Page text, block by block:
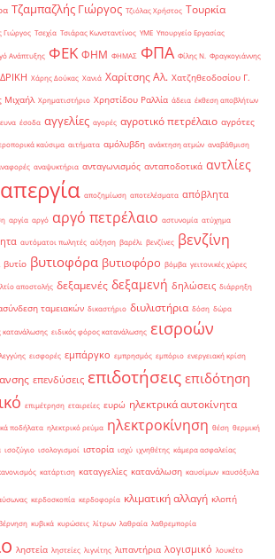
Τζαμπαζλής Γιώργος Τζιόλας Χρήστος Τουρκία
Γιώργος Τσεχία Τσιάρας Κωνσταντίνος ΥΜΕ Υπουργείο Εργασίας
Ανάπτυξης ΦΕΚ ΦΗΜ ΦΗΜΑΣ ΦΠΑ Φίλης Ν. Φραγκογιάννης
Χάρης Δούκας Χανιά Χαρίτσης Αλ. Χατζηθεοδοσίου Γ.
Μιχαήλ Χρηματιστήριο Χρηστίδου Ραλλία άδεια έκθεση αποβλήτων
έσοδα αγγελίες αγορές αγροτικό πετρέλαιο αγρότες
καύσιμα αιτήματα αμόλυβδη ανάκτηση ατμών αναβάθμιση
αναψυκτήρια ανταγωνισμός ανταποδοτικά αντλίες
απεργία αποζημίωση αποτελέσματα απόβλητα
αργία αργό αργό πετρέλαιο αστυνομία ατύχημα
αυτόματοι πωλητές αύξηση βαρέλι βενζίνες βενζίνη
βυτίο βυτιοφόρα βυτιοφόρο βόμβα γειτονικές χώρες
αποστολής δεξαμενές δεξαμενή δηλώσεις διάρρηξη
ταμειακών δικαστήριο διυλιστήρια δόση δώρα
κατανάλωσης ειδικός φόρος κατανάλωσης εισροών
εισφορές εμπάργκο εμπρησμός εμπόριο ενεργειακή κρίση
επενδύσεις επιδοτήσεις επιδότηση
επιμέτρηση εταιρείες ευρώ ηλεκτρικά αυτοκίνητα
ποδήλατα ηλεκτρικό ρεύμα ηλεκτροκίνηση θέση θερμική
ισοζύγιο ισολογισμοί ιστορία ισχύ ιχνηθέτης κάμερα ασφαλείας
κατάρτιση καταγγελίες κατανάλωση καυσίμων καυσόξυλα
κερδοσκοπία κερδοφορία κλιματική αλλαγή κλοπή
κυβικά κυρώσεις λίτρων λαθραία λαθρεμπορία
ληστεία ληστείες λιγνίτης λιπαντήρια λογισμικό λουκέτο